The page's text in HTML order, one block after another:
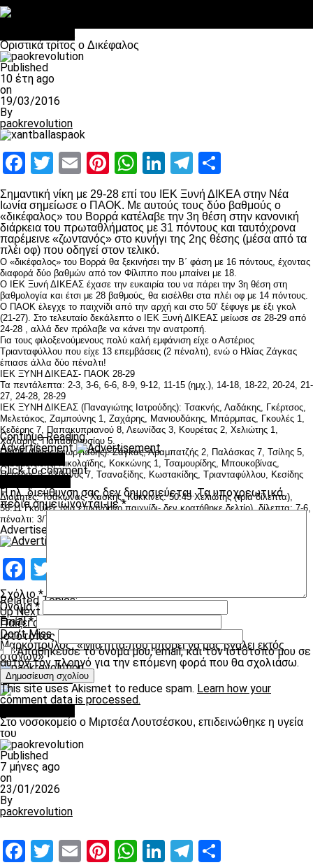
Οριστικά τρίτος o Δικέφαλος
Published
10 έτη ago
on
19/03/2016
By
paokrevolution
Facebook
Twitter
EmailPinterest
WhatsApp
LinkedIn
Telegram
Σημαντική νίκη με 29-28 επί του ΙΕΚ Ξυνή ΔΙΚΕΑ στην Νέα
Ιωνία σημείωσε ο ΠΑΟΚ. Με αυτούς τους δύο βαθμούς ο
«δικέφαλος» του Βορρά κατέλαβε την 3η θέση στην κανονική
διάρκεια του πρωταθλήματος με 31 πόντους και ταυτόχρονα
παρέμεινε «ζωντανός» στο κυνήγι της 2ης θέσης (μέσα από τα
πλέι οφ) που οδηγεί στον τελικό.
Ο «δικέφαλος» του Βορρά θα ξεκινήσει την Β΄ φάση με 16 πόντους, έχοντας
διαφορά δύο βαθμών από τον Φίλιππο που μπαίνει με 18.
Ο ΙΕΚ Ξυνή ΔΙΚΕΑΣ έχασε την ευκαιρία του να πάρει την 3η θέση στη
βαθμολογία και έτσι με 28 βαθμούς, θα εισέλθει στα πλέι οφ με 14 πόντους.
Ο ΠΑΟΚ έλεγχε το παιχνίδι από την αρχή και στο 50’ ξέφυγε με έξι γκολ
(21-27). Στο τελευταίο δεκάλεπτο ο ΙΕΚ Ξυνή ΔΙΚΕΑΣ μείωσε σε 28-29 από
24-28 , αλλά δεν πρόλαβε να κάνει την ανατροπή.
Για τους φιλοξενούμενους πολύ καλή εμφάνιση είχε ο Αστέριος
Τριανταφύλλου που είχε 13 επεμβάσεις (2 πέναλτι), ενώ ο Ηλίας Ζάγκας
έπιασε άλλα δύο πέναλτι!
ΙΕΚ ΞΥΝΗ ΔΙΚΕΑΣ- ΠΑΟΚ 28-29
Τα πεντάλεπτα: 2-3, 3-6, 6-6, 8-9, 9-12, 11-15 (ημχ.), 14-18, 18-22, 20-24, 21-
27, 24-28, 28-29
ΙΕΚ ΞΥΝΗ ΔΙΚΕΑΣ (Παναγιώτης Ιατρούδης): Τσακνής, Λαδάκης, Γκέρτσος,
Μελετάκος, Ζαμπούνης 1, Ζαχάρης, Μανιουδάκης, Μπάρμπας, Γκουλές 1,
Κεδέρης 7, Παπακυπριανού 8, Λεωνίδας 3, Κουρέτας 2, Χελιώτης 1,
Χάλαρης, Παπαδιονυσίου 5.
ΠΑΟΚ (Νίκος Γεωργιάδης): Ζάγκας, Αραμπατζής 2, Παλάσκας 7, Τσίλης 5,
Τσεσμετζίδης, Νικολαϊδης, Κοκκώνης 1, Τσαμουρίδης, Μπουκοβίνας,
Πετρίδης 5, Αλβανός 7, Τσαναξίδης, Κωστακίδης, Τριανταφύλλου, Κεσίδης
2.
Διαιτητές: Τσάκωνας- Χασκής, Κόκκινες: 50:45 Χελιώτης (τρία δίλεπτα),
56:11 Γκουλές (για επικίνδυνο παιχνίδι- δεν κρατήθηκε δελτίο), δίλεπτα: 7-6,
πέναλτι: 3/7-1/1.
Advertisement
Facebook
Related Topics:
Up Next
Παίζει ο Κλάους παρά τα άσχημα νέα
Don't Miss
Μαρκόπουλος: «Μία ήττα που μπορεί να μας βγάλει εκτός
στόχων»
paokrevolution
Continue Reading
Advertisement
Click to comment
Η ηλ. διεύθυνση σας δεν δημοσιεύεται. Τα υποχρεωτικά
πεδία σημειώνονται με*
Σχόλιο*
Όνομα*
Email*
Ιστότοπος
Αποθήκευσε το όνομά μου, email, και τον ιστότοπο μου σε
αυτόν τον πλοηγό για την επόμενη φορά που θα σχολιάσω.
This site uses Akismet to reduce spam. Learn how your
comment data is processed.
Στο νοσοκομείο ο Μιρτσέα Λουτσέσκου, επιδεινώθηκε η υγεία
του
Published
7 μήνες ago
on
23/01/2026
By
paokrevolution
Facebook
Twitter
EmailPinterest
WhatsApp
LinkedIn
Telegram